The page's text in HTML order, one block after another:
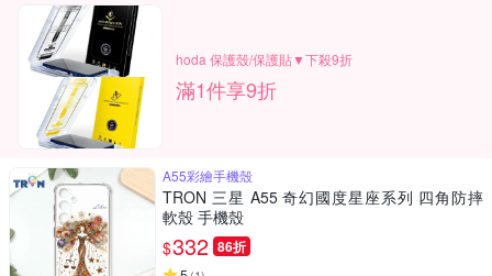
hoda 保護殼/保護貼▼下殺9折
滿1件享9折
A55彩繪手機殼
TRON 三星 A55 奇幻國度星座系列 四角防摔
軟殼 手機殼
$332 86折